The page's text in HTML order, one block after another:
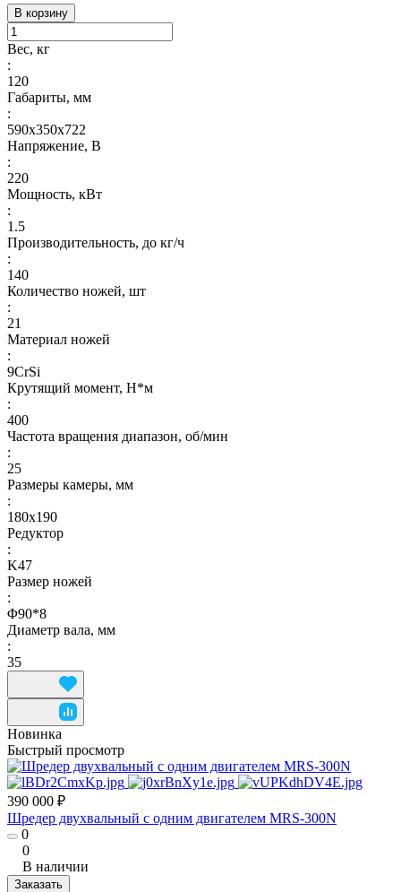
В корзину
Вес, кг
:
120
Габариты, мм
:
590х350х722
Напряжение, В
:
220
Мощность, кВт
:
1.5
Производительность, до кг/ч
:
140
Количество ножей, шт
:
21
Материал ножей
:
9CrSi
Крутящий момент, Н*м
:
400
Частота вращения диапазон, об/мин
:
25
Размеры камеры, мм
:
180x190
Редуктор
:
K47
Размер ножей
:
Φ90*8
Диаметр вала, мм
:
35
Новинка
Быстрый просмотр
390 000 ₽
Шредер двухвальный с одним двигателем MRS-300N
0
0
В наличии
Заказать